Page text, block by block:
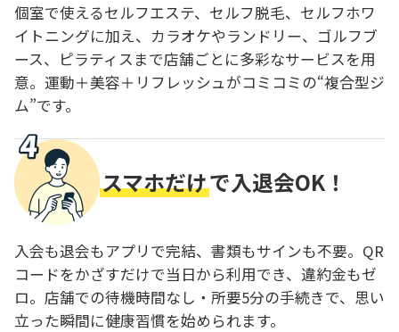
個室で使えるセルフエステ、セルフ脱毛、セルフホワ
イトニングに加え、カラオケやランドリー、ゴルフブ
ース、ピラティスまで店舗ごとに多彩なサービスを用
意。運動＋美容＋リフレッシュがコミコミの“複合型ジ
ム”です。
スマホだけで入退会OK！
入会も退会もアプリで完結、書類もサインも不要。QR
コードをかざすだけで当日から利用でき、違約金もゼ
ロ。店舗での待機時間なし・所要5分の手続きで、思い
立った瞬間に健康習慣を始められます。